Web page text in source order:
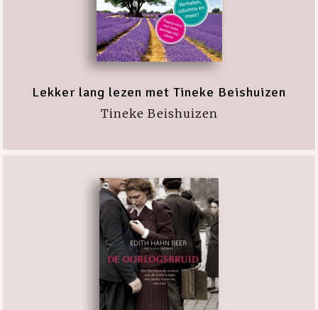
Lekker lang lezen met Tineke Beishuizen
Tineke Beishuizen